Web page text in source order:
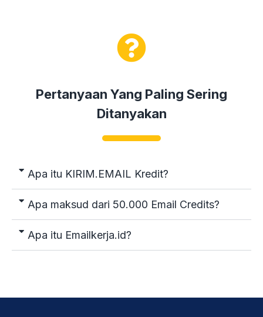
Pertanyaan Yang Paling Sering
Ditanyakan
Apa itu KIRIM.EMAIL Kredit?
Apa maksud dari 50.000 Email Credits?
Apa itu Emailkerja.id?